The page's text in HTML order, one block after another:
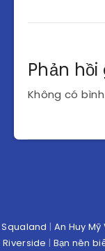
Phản
Không có
Squaland | An Huy Mỹ
Riverside | Bạn nên